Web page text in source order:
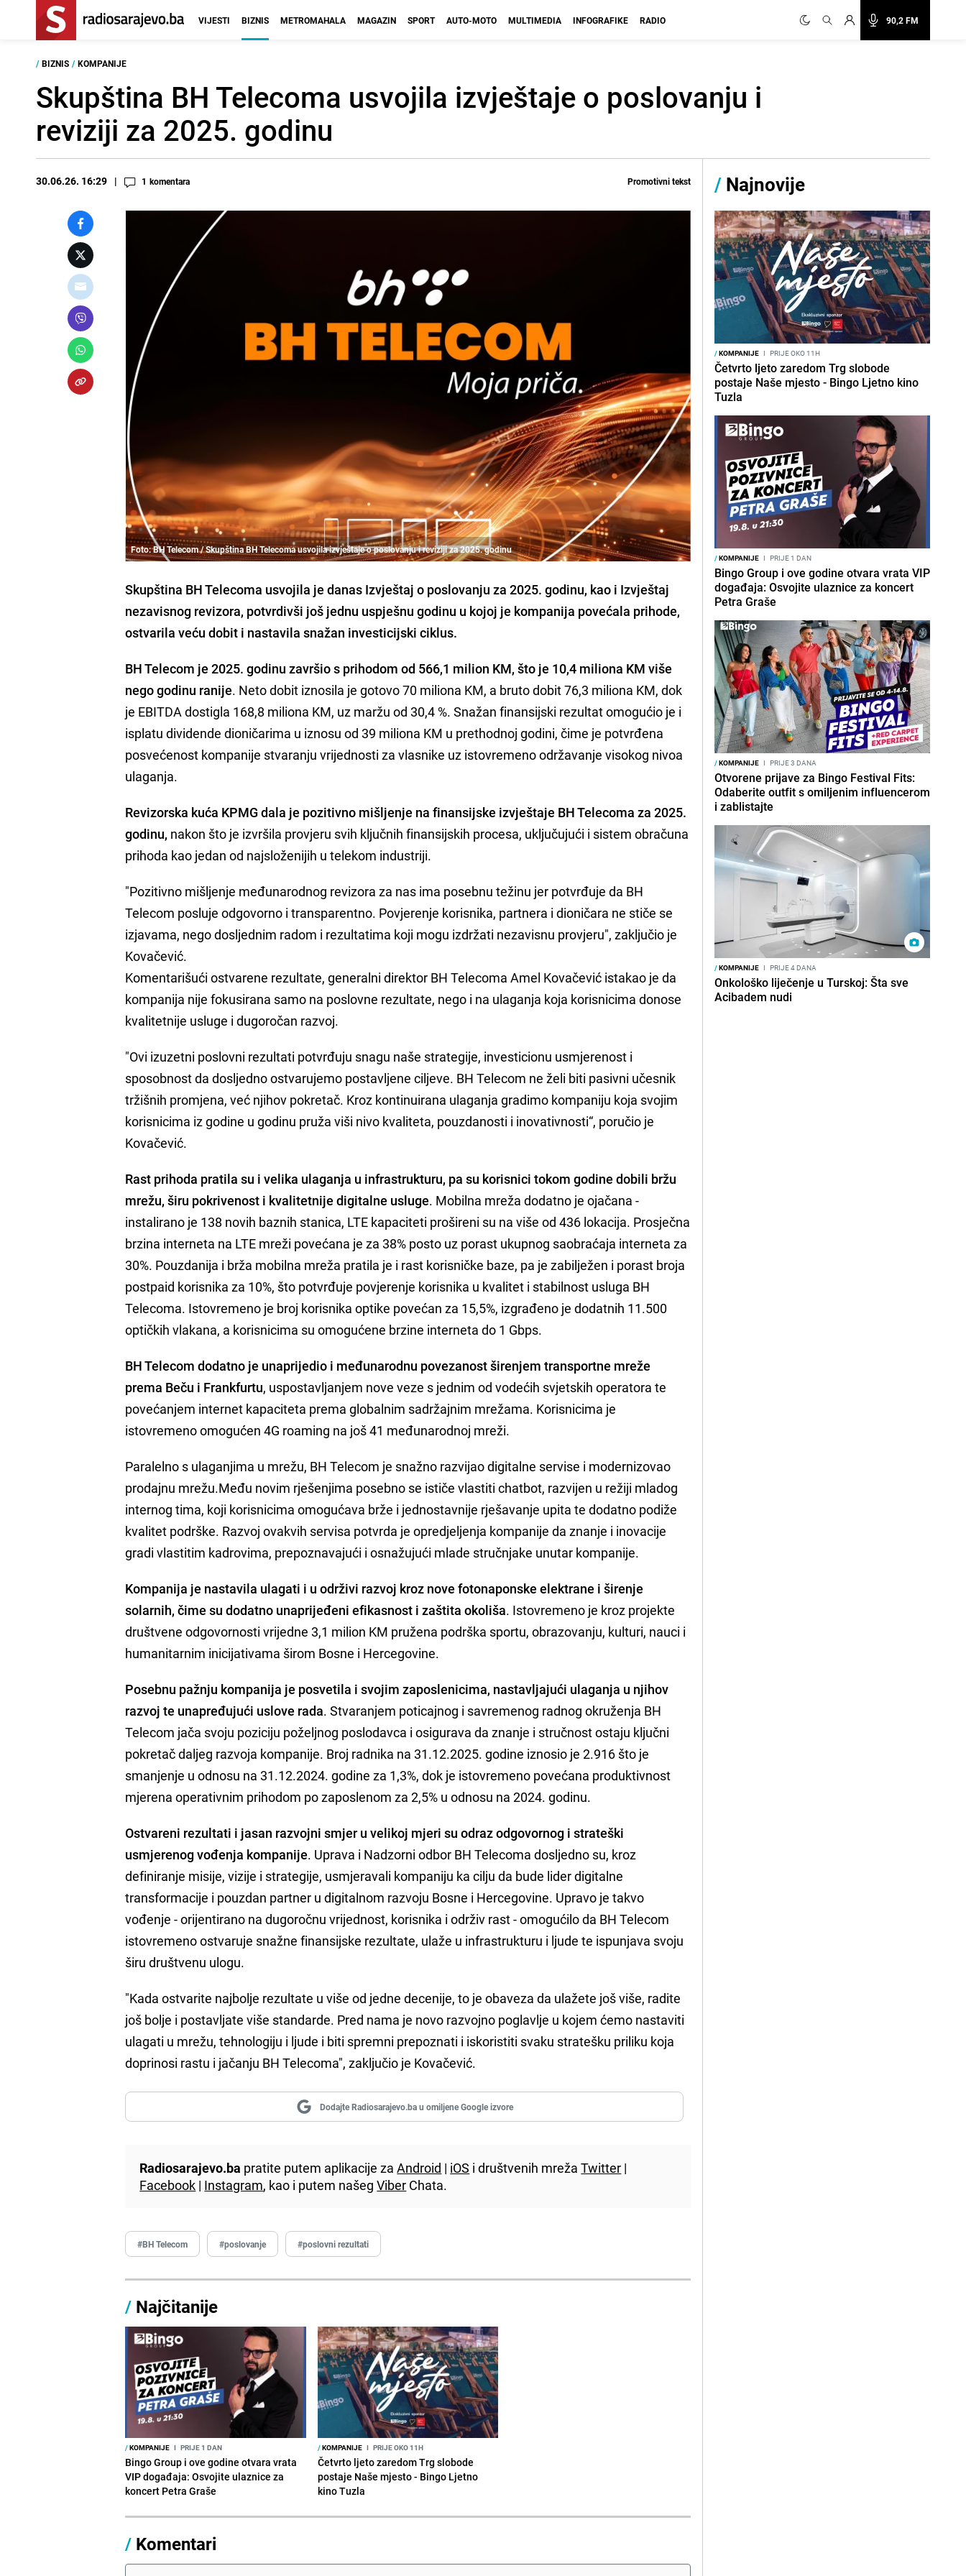
90,2 FM
VIJESTI BIZNIS METROMAHALA MAGAZIN SPORT AUTO-MOTO MULTIMEDIA INFOGRAFIKE RADIO
/ BIZNIS / KOMPANIJE
Skupština BH Telecoma usvojila izvještaje o poslovanju i
reviziji za 2025. godinu
30.06.26. 16:29 1 komentara Promotivni tekst
Foto: BH Telecom / Skupština BH Telecoma usvojila izvještaje o poslovanju i reviziji za 2025. godinu
Skupština BH Telecoma usvojila je danas Izvještaj o poslovanju za 2025. godinu, kao i Izvještaj
nezavisnog revizora, potvrdivši još jednu uspješnu godinu u kojoj je kompanija povećala prihode,
ostvarila veću dobit i nastavila snažan investicijski ciklus.
BH Telecom je 2025. godinu završio s prihodom od 566,1 milion KM, što je 10,4 miliona KM više
nego godinu ranije. Neto dobit iznosila je gotovo 70 miliona KM, a bruto dobit 76,3 miliona KM, dok
je EBITDA dostigla 168,8 miliona KM, uz maržu od 30,4 %. Snažan finansijski rezultat omogućio je i
isplatu dividende dioničarima u iznosu od 39 miliona KM u prethodnoj godini, čime je potvrđena
posvećenost kompanije stvaranju vrijednosti za vlasnike uz istovremeno održavanje visokog nivoa
ulaganja.
Revizorska kuća KPMG dala je pozitivno mišljenje na finansijske izvještaje BH Telecoma za 2025.
godinu, nakon što je izvršila provjeru svih ključnih finansijskih procesa, uključujući i sistem obračuna
prihoda kao jedan od najsloženijih u telekom industriji.
"Pozitivno mišljenje međunarodnog revizora za nas ima posebnu težinu jer potvrđuje da BH
Telecom posluje odgovorno i transparentno. Povjerenje korisnika, partnera i dioničara ne stiče se
izjavama, nego dosljednim radom i rezultatima koji mogu izdržati nezavisnu provjeru", zaključio je
Kovačević.
Komentarišući ostvarene rezultate, generalni direktor BH Telecoma Amel Kovačević istakao je da
kompanija nije fokusirana samo na poslovne rezultate, nego i na ulaganja koja korisnicima donose
kvalitetnije usluge i dugoročan razvoj.
"Ovi izuzetni poslovni rezultati potvrđuju snagu naše strategije, investicionu usmjerenost i
sposobnost da dosljedno ostvarujemo postavljene ciljeve. BH Telecom ne želi biti pasivni učesnik
tržišnih promjena, već njihov pokretač. Kroz kontinuirana ulaganja gradimo kompaniju koja svojim
korisnicima iz godine u godinu pruža viši nivo kvaliteta, pouzdanosti i inovativnosti“, poručio je
Kovačević.
Rast prihoda pratila su i velika ulaganja u infrastrukturu, pa su korisnici tokom godine dobili bržu
mrežu, širu pokrivenost i kvalitetnije digitalne usluge. Mobilna mreža dodatno je ojačana -
instalirano je 138 novih baznih stanica, LTE kapaciteti prošireni su na više od 436 lokacija. Prosječna
brzina interneta na LTE mreži povećana je za 38% posto uz porast ukupnog saobraćaja interneta za
30%. Pouzdanija i brža mobilna mreža pratila je i rast korisničke baze, pa je zabilježen i porast broja
postpaid korisnika za 10%, što potvrđuje povjerenje korisnika u kvalitet i stabilnost usluga BH
Telecoma. Istovremeno je broj korisnika optike povećan za 15,5%, izgrađeno je dodatnih 11.500
optičkih vlakana, a korisnicima su omogućene brzine interneta do 1 Gbps.
BH Telecom dodatno je unaprijedio i međunarodnu povezanost širenjem transportne mreže
prema Beču i Frankfurtu, uspostavljanjem nove veze s jednim od vodećih svjetskih operatora te
povećanjem internet kapaciteta prema globalnim sadržajnim mrežama. Korisnicima je
istovremeno omogućen 4G roaming na još 41 međunarodnoj mreži.
Paralelno s ulaganjima u mrežu, BH Telecom je snažno razvijao digitalne servise i modernizovao
prodajnu mrežu.Među novim rješenjima posebno se ističe vlastiti chatbot, razvijen u režiji mladog
internog tima, koji korisnicima omogućava brže i jednostavnije rješavanje upita te dodatno podiže
kvalitet podrške. Razvoj ovakvih servisa potvrda je opredjeljenja kompanije da znanje i inovacije
gradi vlastitim kadrovima, prepoznavajući i osnažujući mlade stručnjake unutar kompanije.
Kompanija je nastavila ulagati i u održivi razvoj kroz nove fotonaponske elektrane i širenje
solarnih, čime su dodatno unaprijeđeni efikasnost i zaštita okoliša. Istovremeno je kroz projekte
društvene odgovornosti vrijedne 3,1 milion KM pružena podrška sportu, obrazovanju, kulturi, nauci i
humanitarnim inicijativama širom Bosne i Hercegovine.
Posebnu pažnju kompanija je posvetila i svojim zaposlenicima, nastavljajući ulaganja u njihov
razvoj te unapređujući uslove rada. Stvaranjem poticajnog i savremenog radnog okruženja BH
Telecom jača svoju poziciju poželjnog poslodavca i osigurava da znanje i stručnost ostaju ključni
pokretač daljeg razvoja kompanije. Broj radnika na 31.12.2025. godine iznosio je 2.916 što je
smanjenje u odnosu na 31.12.2024. godine za 1,3%, dok je istovremeno povećana produktivnost
mjerena operativnim prihodom po zaposlenom za 2,5% u odnosu na 2024. godinu.
Ostvareni rezultati i jasan razvojni smjer u velikoj mjeri su odraz odgovornog i strateški
usmjerenog vođenja kompanije. Uprava i Nadzorni odbor BH Telecoma dosljedno su, kroz
definiranje misije, vizije i strategije, usmjeravali kompaniju ka cilju da bude lider digitalne
transformacije i pouzdan partner u digitalnom razvoju Bosne i Hercegovine. Upravo je takvo
vođenje - orijentirano na dugoročnu vrijednost, korisnika i održiv rast - omogućilo da BH Telecom
istovremeno ostvaruje snažne finansijske rezultate, ulaže u infrastrukturu i ljude te ispunjava svoju
širu društvenu ulogu.
"Kada ostvarite najbolje rezultate u više od jedne decenije, to je obaveza da ulažete još više, radite
još bolje i postavljate više standarde. Pred nama je novo razvojno poglavlje u kojem ćemo nastaviti
ulagati u mrežu, tehnologiju i ljude i biti spremni prepoznati i iskoristiti svaku stratešku priliku koja
doprinosi rastu i jačanju BH Telecoma", zaključio je Kovačević.
Dodajte Radiosarajevo.ba u omiljene Google izvore
Radiosarajevo.ba pratite putem aplikacije zaAndroid | iOS i društvenih mrežaTwitter |
Facebook | Instagram, kao i putem našegViber Chata.
#BH Telecom #poslovanje #poslovni rezultati
/ Najčitanije
/KOMPANIJE I PRIJE 1 DAN
Bingo Group i ove godine otvara vrata
VIP događaja: Osvojite ulaznice za
koncert Petra Graše
/KOMPANIJE I PRIJE OKO 11H
Četvrto ljeto zaredom Trg slobode
postaje Naše mjesto - Bingo Ljetno
kino Tuzla
/ Komentari
/ Najnovije
/KOMPANIJE I PRIJE OKO 11H
Četvrto ljeto zaredom Trg slobode
postaje Naše mjesto - Bingo Ljetno kino
Tuzla
/KOMPANIJE I PRIJE 1 DAN
Bingo Group i ove godine otvara vrata VIP
događaja: Osvojite ulaznice za koncert
Petra Graše
/KOMPANIJE I PRIJE 3 DANA
Otvorene prijave za Bingo Festival Fits:
Odaberite outfit s omiljenim influencerom
i zablistajte
/KOMPANIJE I PRIJE 4 DANA
Onkološko liječenje u Turskoj: Šta sve
Acibadem nudi